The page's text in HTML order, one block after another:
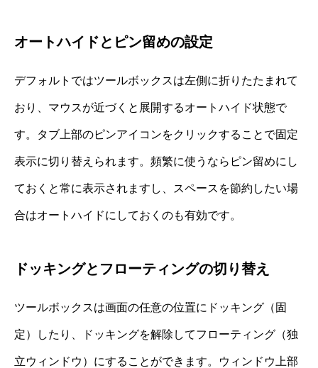
オートハイドとピン留めの設定
デフォルトではツールボックスは左側に折りたたまれて
おり、マウスが近づくと展開するオートハイド状態で
す。タブ上部のピンアイコンをクリックすることで固定
表示に切り替えられます。頻繁に使うならピン留めにし
ておくと常に表示されますし、スペースを節約したい場
合はオートハイドにしておくのも有効です。
ドッキングとフローティングの切り替え
ツールボックスは画面の任意の位置にドッキング（固
定）したり、ドッキングを解除してフローティング（独
立ウィンドウ）にすることができます。ウィンドウ上部